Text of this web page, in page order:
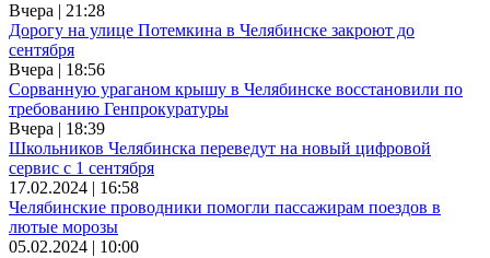
Вчера | 21:28
Дорогу на улице Потемкина в Челябинске закроют до
сентября
Вчера | 18:56
Сорванную ураганом крышу в Челябинске восстановили по
требованию Генпрокуратуры
Вчера | 18:39
Школьников Челябинска переведут на новый цифровой
сервис с 1 сентября
17.02.2024 | 16:58
Челябинские проводники помогли пассажирам поездов в
лютые морозы
05.02.2024 | 10:00